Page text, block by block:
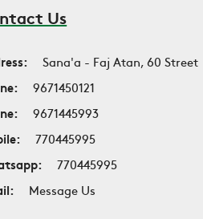
Us
Sana'a - Faj Atan, 60 Street
9671450121
9671445993
770445995
770445995
Message Us